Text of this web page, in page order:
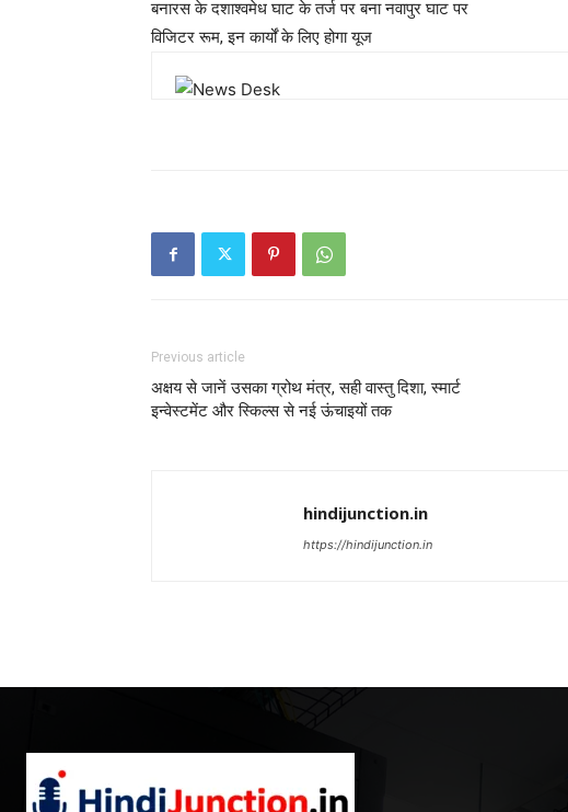
बनारस के दशाश्वमेध घाट के तर्ज पर बना नवापुर घाट पर
विजिटर रूम, इन कार्यों के लिए होगा यूज
Previous article
अक्षय से जानें उसका ग्रोथ मंत्र, सही वास्तु दिशा, स्मार्ट
इन्वेस्टमेंट और स्किल्स से नई ऊंचाइयों तक
hindijunction.in
https://hindijunction.in